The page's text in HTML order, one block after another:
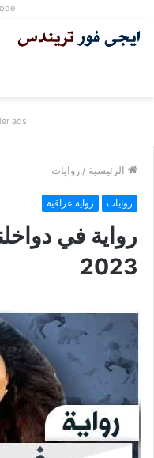
ads
الرئيسية / روايات
روايات رواية عراقية
2023